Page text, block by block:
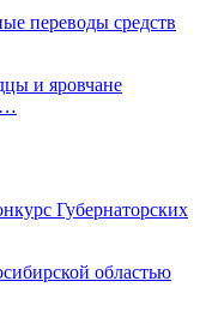
переводы средств
и яровчане
Губернаторских
областью